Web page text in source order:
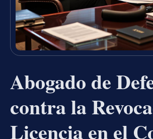
Abogado de
contra la
Licencia en el